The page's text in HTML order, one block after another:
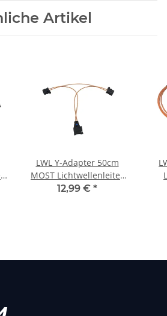
Artikel
LWL Y-Adapter 50cm
MOST Lichtwellenleiter
Kabelsatz für Audi VW
12,99 € *